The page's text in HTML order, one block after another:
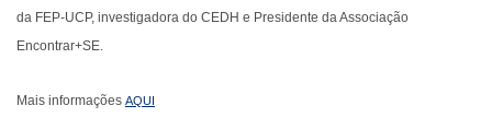
da FEP-UCP, investigadora do CEDH e Presidente da Associação
Encontrar+SE.
Mais informações AQUI